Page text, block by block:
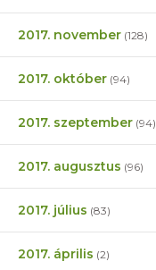
2017. november (128)
2017. október (94)
2017. szeptember (94)
2017. augusztus (96)
2017. július (83)
2017. április (2)